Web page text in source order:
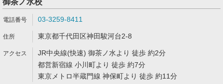
御茶ノ水校
03-3259-8411
東京都千代田区神田駿河台2-8
JR中央線(快速) 御茶ノ水より 徒歩 約2分
都営新宿線 小川町より 徒歩 約7分
東京メトロ半蔵門線 神保町より 徒歩 約11分